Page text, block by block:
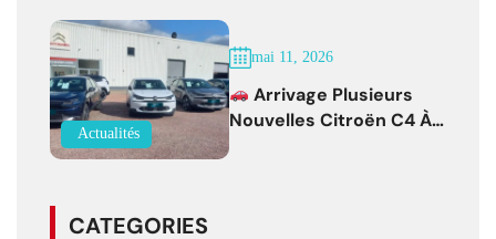
Actualités
mai 11, 2026
Arrivage Plusieurs
Nouvelles Citroën C4 À
CATEGORIES